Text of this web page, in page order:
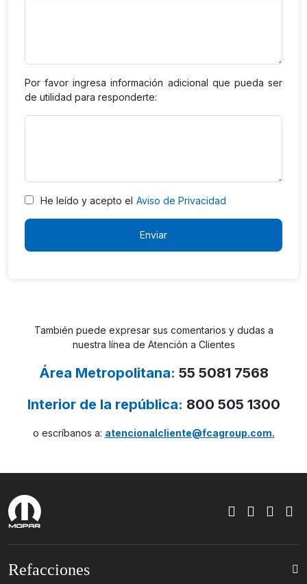
Por favor ingresa información adicional que pueda ser
de utilidad para responderte:
He leído y acepto el Aviso de Privacidad
También puede expresar sus comentarios y dudas a
nuestra línea de Atención a Clientes
Área Metropolitana: 55 5081 7568
Interior de la república: 800 505 1300
o escríbanos a: atencionalcliente@fcagroup.com.
Refacciones